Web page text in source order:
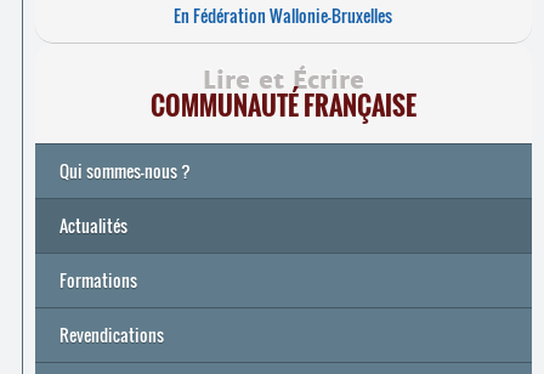
En Fédération Wallonie-Bruxelles
Lire et Écrire
COMMUNAUTÉ FRANÇAISE
Qui sommes-nous ?
Actualités
Formations
Archives
Université de printemps 2026
Revendications